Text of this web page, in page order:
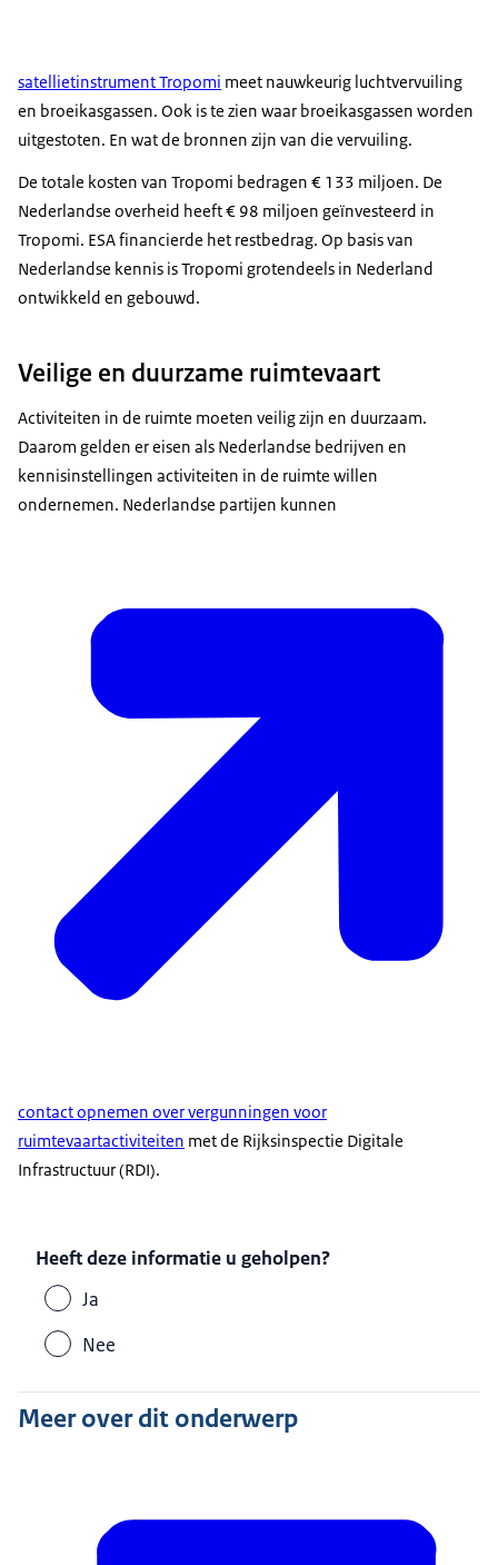
satellietinstrument Tropomi meet nauwkeurig luchtvervuiling
en broeikasgassen. Ook is te zien waar broeikasgassen worden
uitgestoten. En wat de bronnen zijn van die vervuiling.
De totale kosten van Tropomi bedragen € 133 miljoen. De
Nederlandse overheid heeft € 98 miljoen geïnvesteerd in
Tropomi. ESA financierde het restbedrag. Op basis van
Nederlandse kennis is Tropomi grotendeels in Nederland
ontwikkeld en gebouwd.
Veilige en duurzame ruimtevaart
Activiteiten in de ruimte moeten veilig zijn en duurzaam.
Daarom gelden er eisen als Nederlandse bedrijven en
kennisinstellingen activiteiten in de ruimte willen
ondernemen. Nederlandse partijen kunnen
contact opnemen over vergunningen voor
ruimtevaartactiviteiten met de Rijksinspectie Digitale
Infrastructuur (RDI).
Heeft deze informatie u geholpen?
Ja
Nee
Meer over dit onderwerp